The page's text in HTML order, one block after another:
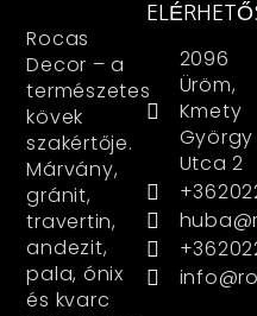
Rocas
Decor – a
természetes
kövek
szakértője.
Márvány,
gránit,
travertin,
andezit,
pala, ónix
és kvarc
2096
Üröm,
Kmety
György
Utca 2